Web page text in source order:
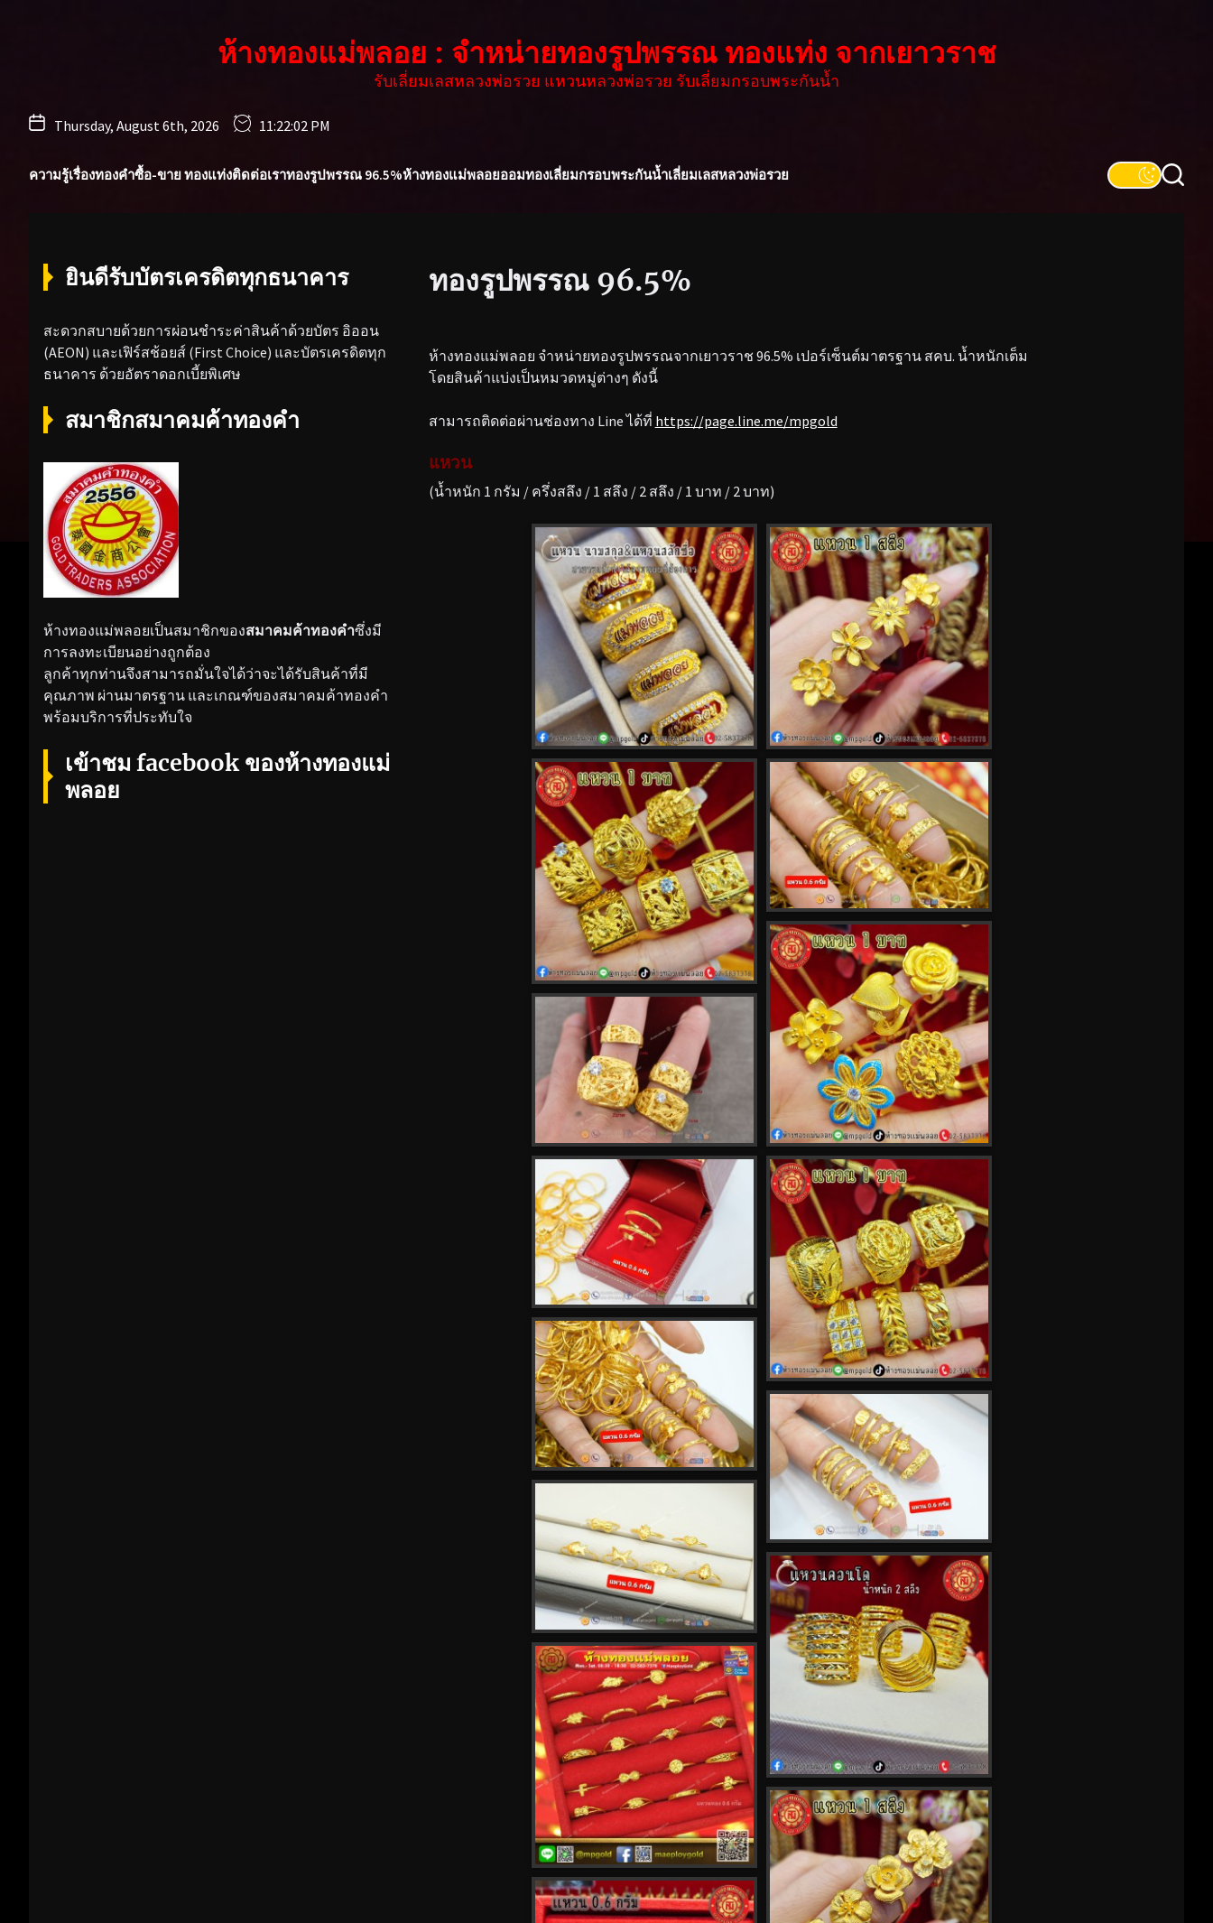
ห้างทองแม่พลอย : จำหน่ายทองรูปพรรณ ทองแท่ง จากเยาวราช
รับเลี่ยมเลสหลวงพ่อรวย แหวนหลวงพ่อรวย รับเลี่ยมกรอบพระกันน้ำ
Thursday, August 6th, 2026 11:22:03 PM
ความรู้เรื่องทองคำซื้อ-ขาย ทองแท่งติดต่อเราทองรูปพรรณ 96.5%ห้างทองแม่พลอยออมทองเลี่ยมกรอบพระกันน้ำเลี่ยมเลสหลวงพ่อรวย
ทองรูปพรรณ 96.5%
ห้างทองแม่พลอย จำหน่ายทองรูปพรรณจากเยาวราช 96.5% เปอร์เซ็นต์มาตรฐาน สคบ. น้ำหนักเต็ม
โดยสินค้าแบ่งเป็นหมวดหมู่ต่างๆ ดังนี้
สามารถติดต่อผ่านช่องทาง Line ได้ที่ https://page.line.me/mpgold
แหวน
(น้ำหนัก 1 กรัม / ครึ่งสลึง / 1 สลึง / 2 สลึง / 1 บาท / 2 บาท)
ยินดีรับบัตรเครดิตทุกธนาคาร
สะดวกสบายด้วยการผ่อนชำระค่าสินค้าด้วยบัตร อิออน
(AEON) และเฟิร์สช้อยส์ (First Choice) และบัตรเครดิตทุก
ธนาคาร ด้วยอัตราดอกเบี้ยพิเศษ
สมาชิกสมาคมค้าทองคำ
ห้างทองแม่พลอยเป็นสมาชิกของสมาคมค้าทองคำซึ่งมี
การลงทะเบียนอย่างถูกต้อง
ลูกค้าทุกท่านจึงสามารถมั่นใจได้ว่าจะได้รับสินค้าที่มี
คุณภาพ ผ่านมาตรฐาน และเกณฑ์ของสมาคมค้าทองคำ
พร้อมบริการที่ประทับใจ
เข้าชม facebook ของห้างทองแม่
พลอย